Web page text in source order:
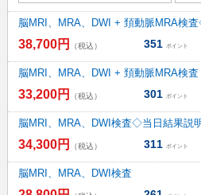
脳MRI、MRA、DWI + 頚動脈MRA検
38,700円 （税込） 351 ポイント
脳MRI、MRA、DWI + 頚動脈MRA検査
33,200円 （税込） 301 ポイント
脳MRI、MRA、DWI検査◇当日結果説
34,300円 （税込） 311 ポイント
脳MRI、MRA、DWI検査